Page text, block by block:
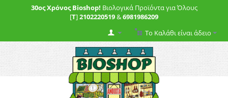
30ος Χρόνος Bioshop! Βιολογικά Προϊόντα για Όλους
[T]2102220519&6981986209
Το Καλάθι είναι άδειο